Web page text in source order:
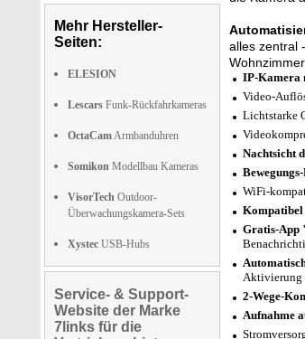
Mehr Hersteller-
Seiten:
ELESION
Lescars Funk-Rückfahrkameras
OctaCamArmbanduhren
Somikon Modellbau Kameras
VisorTech Outdoor-
Überwachungskamera-Sets
Xystec USB-Hubs
Service- & Support-
Website der Marke
7links für die
alles zentral
IP-Kamera
Video-
Lichtstarke
Nachtsicht
WiFi-
Kompatibel
Gratis-App
Aktivierung
2-Wege-
Aufnahme